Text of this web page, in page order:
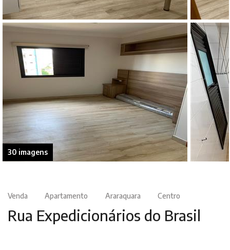
30 imagens
Venda Apartamento Araraquara Centro
Rua Expedicionários do Brasil